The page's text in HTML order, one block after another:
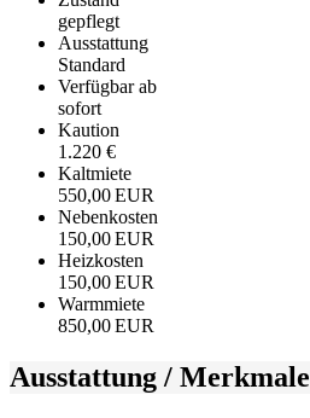
gepflegt
Ausstattung
Standard
Verfügbar ab
sofort
Kaution
1.220 €
Kaltmiete
550,00 EUR
Nebenkosten
150,00 EUR
Heizkosten
150,00 EUR
Warmmiete
850,00 EUR
Ausstattung / Merkmale